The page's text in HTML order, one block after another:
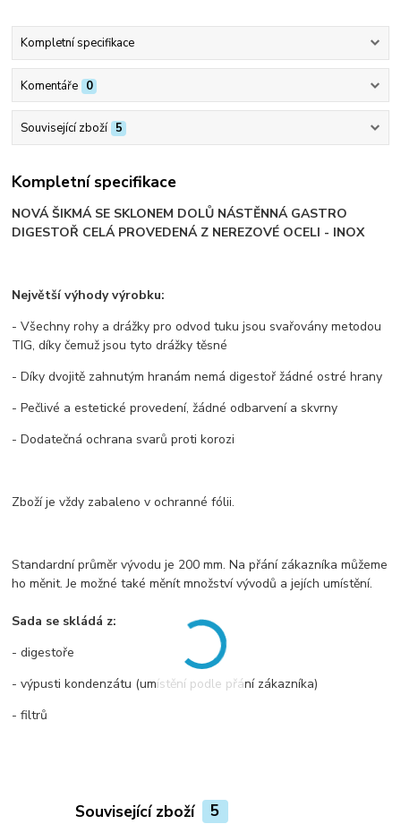
Kompletní specifikace
Komentáře 0
Související zboží 5
Kompletní specifikace
NOVÁ ŠIKMÁ SE SKLONEM DOLŮ NÁSTĚNNÁ GASTRO
DIGESTOŘ CELÁ PROVEDENÁ Z NEREZOVÉ OCELI - INOX
Největší výhody výrobku:
- Všechny rohy a drážky pro odvod tuku jsou svařovány metodou
TIG, díky čemuž jsou tyto drážky těsné
- Díky dvojitě zahnutým hranám nemá digestoř žádné ostré hrany
- Pečlivé a estetické provedení, žádné odbarvení a skvrny
- Dodatečná ochrana svarů proti korozi
Zboží je vždy zabaleno v ochranné fólii.
Standardní průměr vývodu je 200 mm. Na přání zákazníka můžeme
ho měnit. Je možné také měnít množství vývodů a jejích umístění.
Sada se skládá z:
- digestoře
- výpusti kondenzátu (umístění podle přání zákazníka)
- filtrů
Související zboží 5